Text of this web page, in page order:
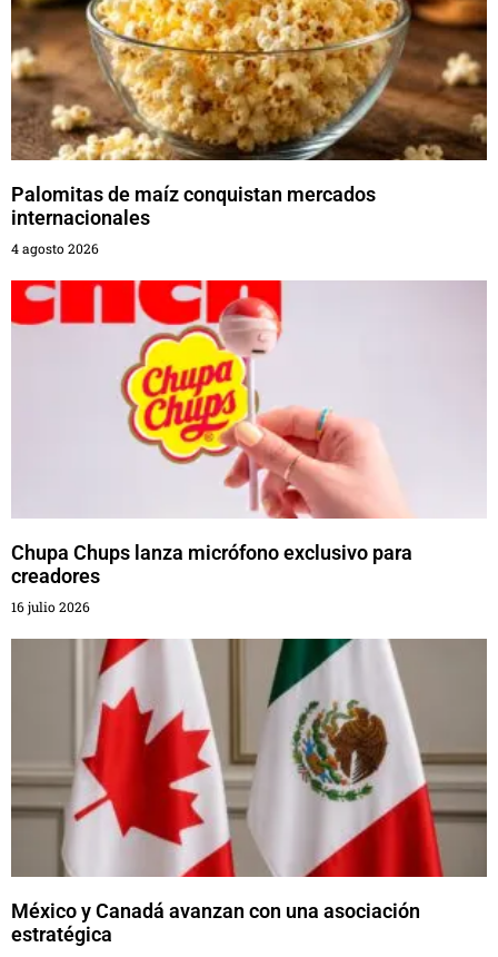
Palomitas de maíz conquistan mercados
internacionales
4 agosto 2026
Chupa Chups lanza micrófono exclusivo para
creadores
16 julio 2026
México y Canadá avanzan con una asociación
estratégica